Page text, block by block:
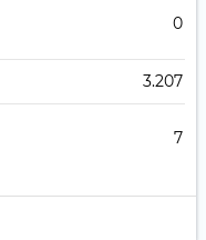
0
3.207
7